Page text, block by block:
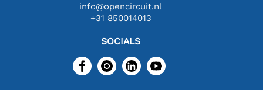
info@opencircuit.nl
+31 850014013
SOCIALS